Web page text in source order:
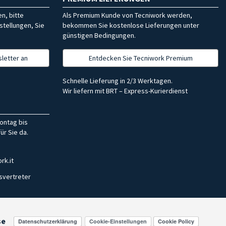
bitte
Sie
an
Als Premium Kunde von Tecniwork werden,
bekommen Sie kostenlose Lieferungen unter
günstigen Bedingungen.
Entdecken Sie Tecniwork Premium
Schnelle Lieferung in 2/3 Werktagen.
Wir liefern mit BRT – Express-Kurierdienst
bis
Sie da.
Cookie-Einstellungen